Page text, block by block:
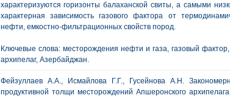
характеризуются горизонты балаханской свиты, а самыми
характерная зависимость газового фактора от
нефти, емкостно-фильтрационных свойств пород.
Ключевые слова: месторождения нефти и газа, газовый
архипелаг, Азербайджан.
Фейзуллаев А.А., Исмайлова Г.Г., Гусейнова А.Н.
продуктивной толщи месторождений Апшеронского